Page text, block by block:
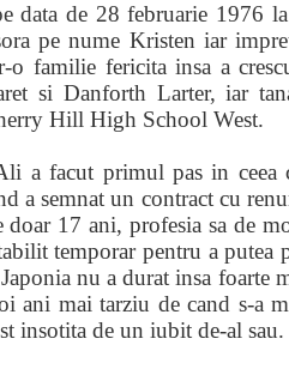
data de 28 februarie 1976
pe nume Kristen iar
o familie fericita insa a
si Danforth Larter, iar
Hill High School West.
a facut primul pas in ceea
a semnat un contract cu
doar 17 ani, profesia sa de
temporar pentru a putea
nu a durat insa foarte
ani mai tarziu de cand s-a
insotita de un iubit de-al sau.